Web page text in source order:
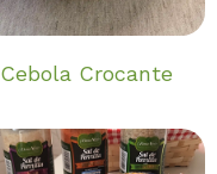
Cebola Crocante